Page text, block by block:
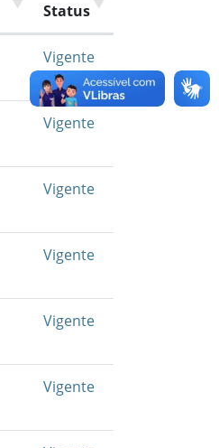
Status
Vigente
Vigente
Vigente
Vigente
Vigente
Vigente